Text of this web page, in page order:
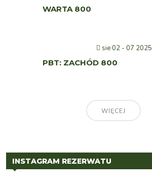
WARTA 800
sie 02 - 07 2025
PBT: ZACHÓD 800
WIĘCEJ
INSTAGRAM REZERWATU